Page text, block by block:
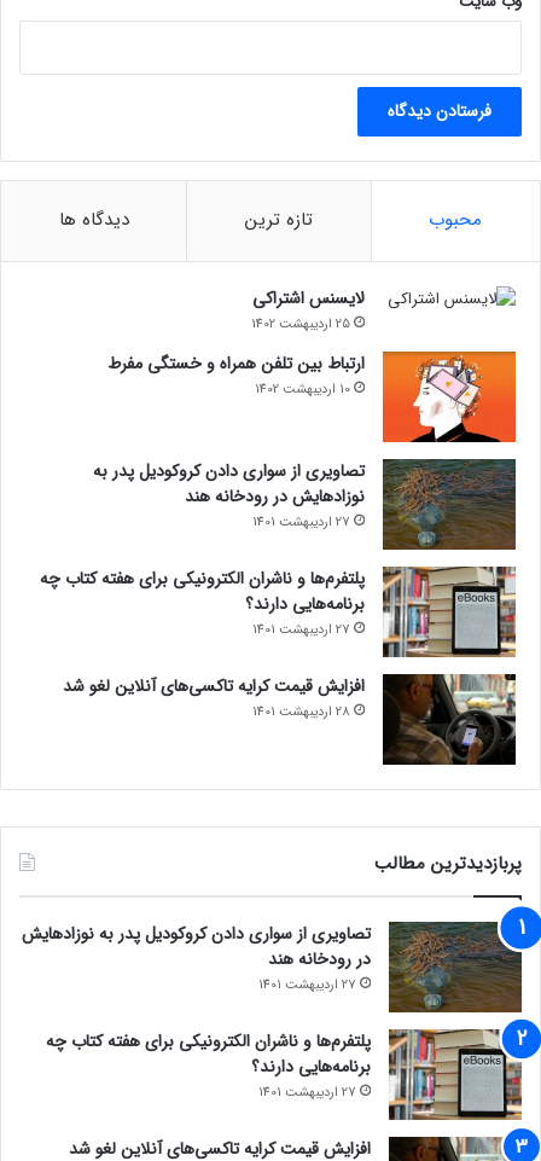
محبوب تازه ترین دیدگاه ها
لایسنس اشتراکی
25 اردیبهشت 1402
ارتباط بین تلفن همراه و خستگی مفرط
10 اردیبهشت 1402
تصاویری از سواری دادن کروکودیل پدر به
نوزادهایش در رودخانه هند
27 اردیبهشت 1401
پلتفرم‌ها و ناشران الکترونیکی برای هفته کتاب چه
برنامه‌هایی دارند؟
27 اردیبهشت 1401
افزایش قیمت کرایه تاکسی‌های آنلاین لغو شد
28 اردیبهشت 1401
پربازدیدترین مطالب
تصاویری از سواری دادن کروکودیل پدر به نوزادهایش
در رودخانه هند
27 اردیبهشت 1401
پلتفرم‌ها و ناشران الکترونیکی برای هفته کتاب چه
برنامه‌هایی دارند؟
27 اردیبهشت 1401
افزایش قیمت کرایه تاکسی‌های آنلاین لغو شد